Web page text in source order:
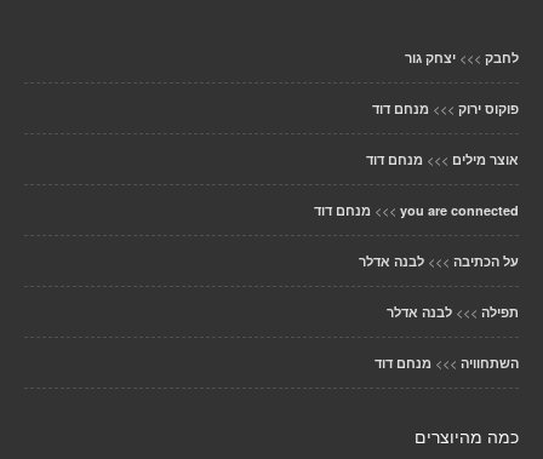
לחבק >>> יצחק גור
פוקוס ירוק >>> מנחם דוד
אוצר מילים >>> מנחם דוד
you are connected
>>> מנחם דוד
על הכתיבה >>> לבנה אדלר
תפילה >>> לבנה אדלר
השתחוויה >>> מנחם דוד
כמה מהיוצרים